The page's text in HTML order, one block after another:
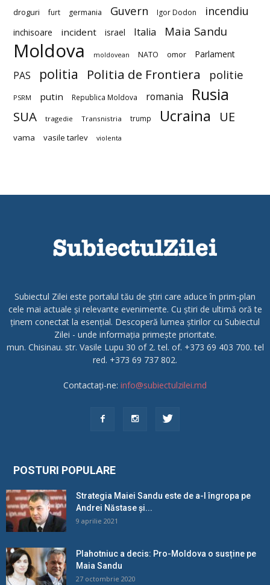
droguri furt germania Guvern Igor Dodon incendiu
inchisoare incident israel Italia Maia Sandu
Moldova moldovean NATO omor Parlament
PAS politia Politia de Frontiera politie
PSRM putin Republica Moldova romania Rusia
SUA tragedie Transnistria trump Ucraina UE
vama vasile tarlev violenta
Subiectul Zilei este portalul tău de știri care aduce în prim-plan
cele mai actuale și relevante evenimente. Cu știri de ultimă oră te
ținem conectat la esențial. Descoperă lumea știrilor cu Subiectul
Zilei - unde informația primește prioritate.
mun. Chisinau. str. Vasile Lupu 30 of 2. tel. of. +373 69 403 700. tel
red. +373 69 737 802.
Contactați-ne: info@subiectulzilei.md
POSTURI POPULARE
Strategia Maiei Sandu este de a-l îngropa pe
Andrei Năstase și...
9 aprilie 2021
Plahotniuc a decis: Pro-Moldova o susține pe
Maia Sandu
27 octombrie 2020